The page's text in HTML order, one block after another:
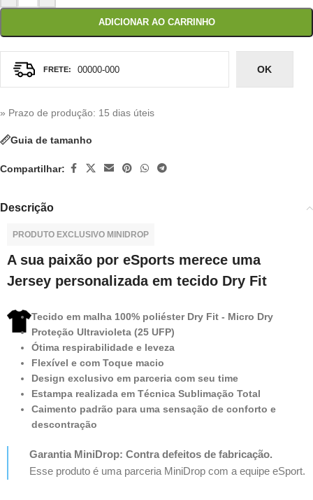
ADICIONAR AO CARRINHO
OK
» Prazo de produção: 15 dias úteis
Guia de tamanho
Compartilhar:
Descrição
PRODUTO EXCLUSIVO MINIDROP
A sua paixão por eSports merece uma
Jersey personalizada em tecido Dry Fit
Tecido em malha 100% poliéster Dry Fit - Micro Dry
Proteção Ultravioleta (25 UFP)
Ótima respirabilidade e leveza
Flexível e com Toque macio
Design exclusivo em parceria com seu time
Estampa realizada em Técnica Sublimação Total
Caimento padrão para uma sensação de conforto e
descontração
Garantia MiniDrop: Contra defeitos de fabricação.
Esse produto é uma parceria MiniDrop com a equipe eSport.